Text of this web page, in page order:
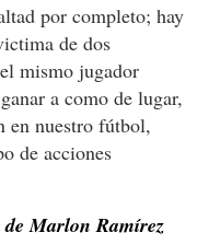
por completo; hay
de dos
mismo jugador
a como de lugar,
en nuestro fútbol,
de acciones
Marlon Ramírez